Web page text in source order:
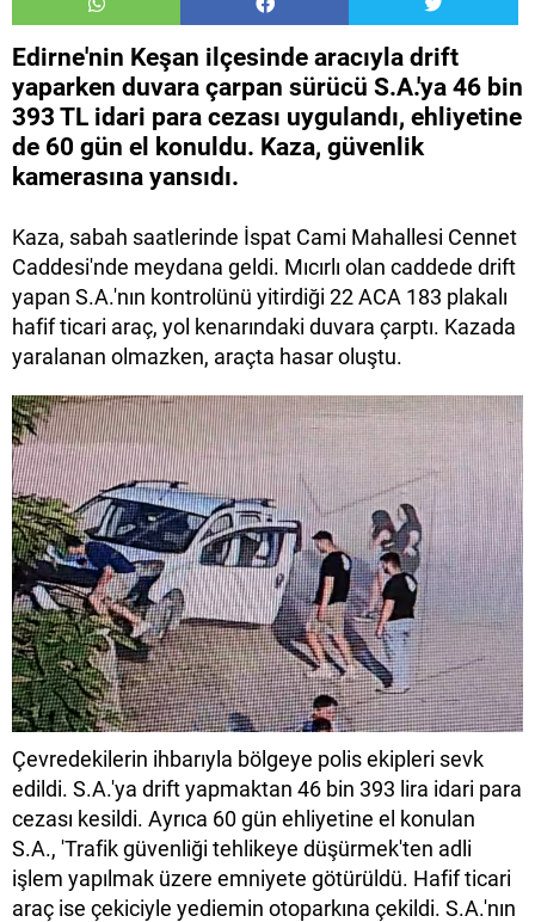
Edirne'nin Keşan ilçesinde aracıyla drift
yaparken duvara çarpan sürücü S.A.'ya 46 bin
393 TL idari para cezası uygulandı, ehliyetine
de 60 gün el konuldu. Kaza, güvenlik
kamerasına yansıdı.
Kaza, sabah saatlerinde İspat Cami Mahallesi Cennet
Caddesi'nde meydana geldi. Mıcırlı olan caddede drift
yapan S.A.'nın kontrolünü yitirdiği 22 ACA 183 plakalı
hafif ticari araç, yol kenarındaki duvara çarptı. Kazada
yaralanan olmazken, araçta hasar oluştu.
Çevredekilerin ihbarıyla bölgeye polis ekipleri sevk
edildi. S.A.'ya drift yapmaktan 46 bin 393 lira idari para
cezası kesildi. Ayrıca 60 gün ehliyetine el konulan
S.A., 'Trafik güvenliği tehlikeye düşürmek'ten adli
işlem yapılmak üzere emniyete götürüldü. Hafif ticari
araç ise çekiciyle yediemin otoparkına çekildi. S.A.'nın